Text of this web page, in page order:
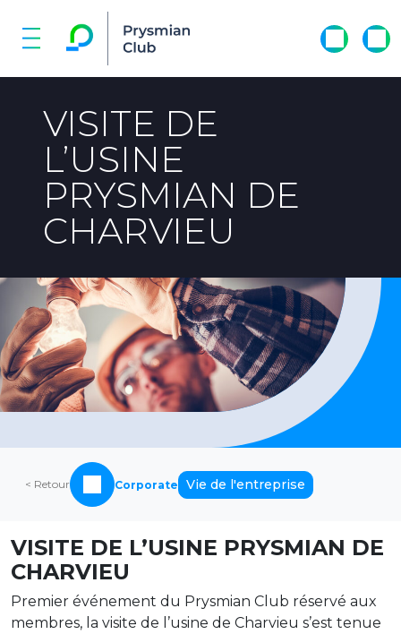
VISITE DE
L’USINE
PRYSMIAN DE
CHARVIEU
< Retour Corporate Vie de l'entreprise
VISITE DE L’USINE PRYSMIAN DE
CHARVIEU
Premier événement du Prysmian Club réservé aux
membres, la visite de l’usine de Charvieu s’est tenue